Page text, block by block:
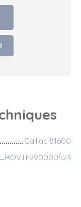
Gaillac 81600
BOVTE290000523